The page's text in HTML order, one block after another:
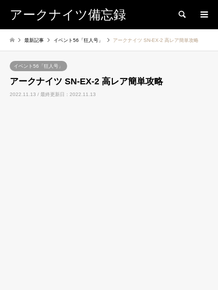
アークナイツ備忘録 検索
最新記事 イベント56「狂人号」 アークナイツ SN-EX-2 高レア簡単攻略
イベント56「狂人号」
アークナイツ SN-EX-2 高レア簡単攻略
2022.11.13 / 最終更新日：2022.11.13